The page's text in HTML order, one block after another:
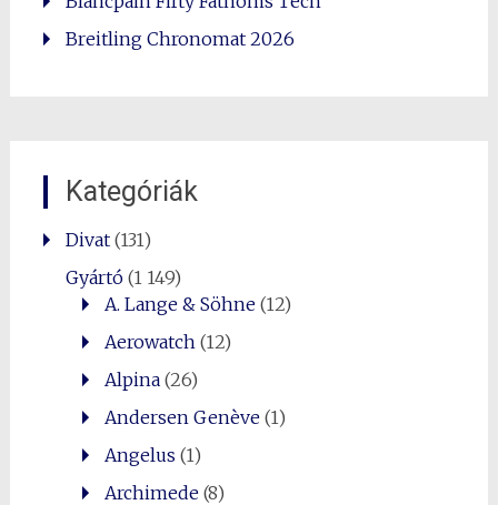
Breitling Chronomat 2026
Kategóriák
Divat(131)
Gyártó(1 149)
A. Lange & Söhne(12)
Aerowatch (12)
Alpina(26)
Andersen Genève(1)
Angelus (1)
Archimede(8)